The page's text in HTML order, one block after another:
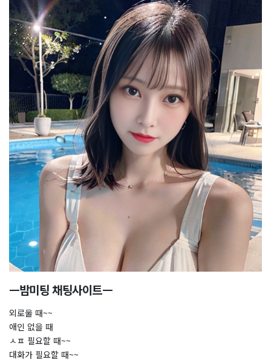
ㅡ밤미팅 채팅사이트ㅡ
외로울 때~~
애인 없을 때
ㅅㅍ 필요할 때~~
대화가 필요할 때~~